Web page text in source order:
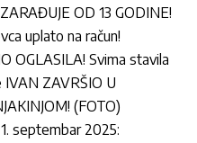
OD 13 GODINE!
uplato na račun!
OGLASILA! Svima stavila
IVAN ZAVRŠIO U
(FOTO)
septembar 2025: